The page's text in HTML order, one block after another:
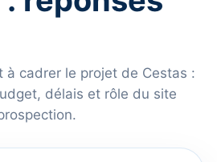
à cadrer le projet de Cestas :
délais et rôle du site